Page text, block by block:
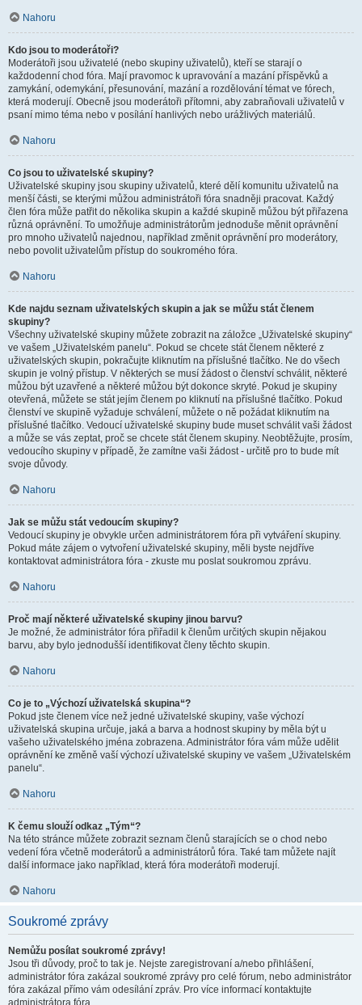
Nahoru
Kdo jsou to moderátoři?
Moderátoři jsou uživatelé (nebo skupiny uživatelů), kteří se starají o
každodenní chod fóra. Mají pravomoc k upravování a mazání příspěvků a
zamykání, odemykání, přesunování, mazání a rozdělování témat ve fórech,
která moderují. Obecně jsou moderátoři přítomni, aby zabraňovali uživatelů v
psaní mimo téma nebo v posílání hanlivých nebo urážlivých materiálů.
Nahoru
Co jsou to uživatelské skupiny?
Uživatelské skupiny jsou skupiny uživatelů, které dělí komunitu uživatelů na
menší části, se kterými můžou administrátoři fóra snadněji pracovat. Každý
člen fóra může patřit do několika skupin a každé skupině můžou být přiřazena
různá oprávnění. To umožňuje administrátorům jednoduše měnit oprávnění
pro mnoho uživatelů najednou, například změnit oprávnění pro moderátory,
nebo povolit uživatelům přístup do soukromého fóra.
Nahoru
Kde najdu seznam uživatelských skupin a jak se můžu stát členem
skupiny?
Všechny uživatelské skupiny můžete zobrazit na záložce „Uživatelské skupiny“
ve vašem „Uživatelském panelu“. Pokud se chcete stát členem některé z
uživatelských skupin, pokračujte kliknutím na příslušné tlačítko. Ne do všech
skupin je volný přístup. V některých se musí žádost o členství schválit, některé
můžou být uzavřené a některé můžou být dokonce skryté. Pokud je skupiny
otevřená, můžete se stát jejím členem po kliknutí na příslušné tlačítko. Pokud
členství ve skupině vyžaduje schválení, můžete o ně požádat kliknutím na
příslušné tlačítko. Vedoucí uživatelské skupiny bude muset schválit vaši žádost
a může se vás zeptat, proč se chcete stát členem skupiny. Neobtěžujte, prosím,
vedoucího skupiny v případě, že zamítne vaši žádost - určitě pro to bude mít
svoje důvody.
Nahoru
Jak se můžu stát vedoucím skupiny?
Vedoucí skupiny je obvykle určen administrátorem fóra při vytváření skupiny.
Pokud máte zájem o vytvoření uživatelské skupiny, měli byste nejdříve
kontaktovat administrátora fóra - zkuste mu poslat soukromou zprávu.
Nahoru
Proč mají některé uživatelské skupiny jinou barvu?
Je možné, že administrátor fóra přiřadil k členům určitých skupin nějakou
barvu, aby bylo jednodušší identifikovat členy těchto skupin.
Nahoru
Co je to „Výchozí uživatelská skupina“?
Pokud jste členem více než jedné uživatelské skupiny, vaše výchozí
uživatelská skupina určuje, jaká a barva a hodnost skupiny by měla být u
vašeho uživatelského jména zobrazena. Administrátor fóra vám může udělit
oprávnění ke změně vaší výchozí uživatelské skupiny ve vašem „Uživatelském
panelu“.
Nahoru
K čemu slouží odkaz „Tým“?
Na této stránce můžete zobrazit seznam členů starajících se o chod nebo
vedení fóra včetně moderátorů a administrátorů fóra. Také tam můžete najít
další informace jako například, která fóra moderátoři moderují.
Nahoru
Soukromé zprávy
Nemůžu posílat soukromé zprávy!
Jsou tři důvody, proč to tak je. Nejste zaregistrovaní a/nebo přihlášení,
administrátor fóra zakázal soukromé zprávy pro celé fórum, nebo administrátor
fóra zakázal přímo vám odesílání zpráv. Pro více informací kontaktujte
administrátora fóra.